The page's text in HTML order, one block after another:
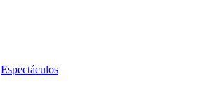
Espectáculos